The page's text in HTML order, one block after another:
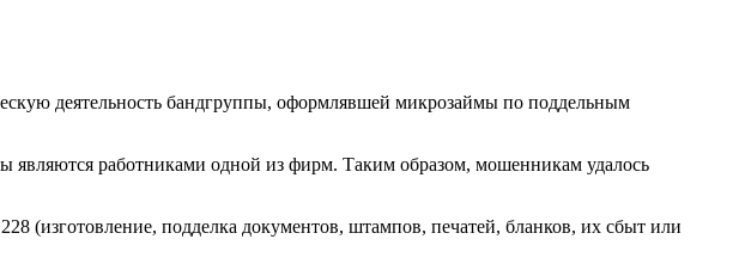
деятельность бандгруппы, оформлявшей микрозаймы по поддельным
являются работниками одной из фирм. Таким образом, мошенникам удалось
(изготовление, подделка документов, штампов, печатей, бланков, их сбыт или